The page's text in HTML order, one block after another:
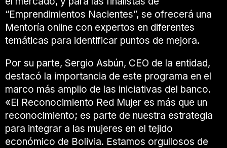
“Emprendimientos Nacientes”, se ofrecerá una
Mentoría online con expertos en diferentes
temáticas para identificar puntos de mejora.
Por su parte, Sergio Asbún, CEO de la entidad,
destacó la importancia de este programa en el
marco más amplio de las iniciativas del banco.
«El Reconocimiento Red Mujer es más que un
reconocimiento; es parte de nuestra estrategia
para integrar a las mujeres en el tejido
económico de Bolivia. Estamos orgullosos de